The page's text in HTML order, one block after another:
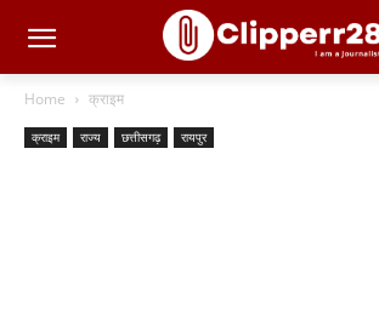
Home क्राइम
क्राइम राज्य छत्तीसगढ़ रायपुर